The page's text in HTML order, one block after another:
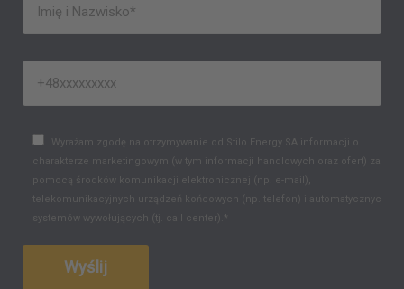
Wyrażam zgodę na otrzymywanie od Stilo Energy SA informacji o
charakterze marketingowym (w tym informacji handlowych oraz ofert) za
pomocą środków komunikacji elektronicznej (np. e-mail),
telekomunikacyjnych urządzeń końcowych (np. telefon) i automatycznych
systemów wywołujących (tj. call center).*